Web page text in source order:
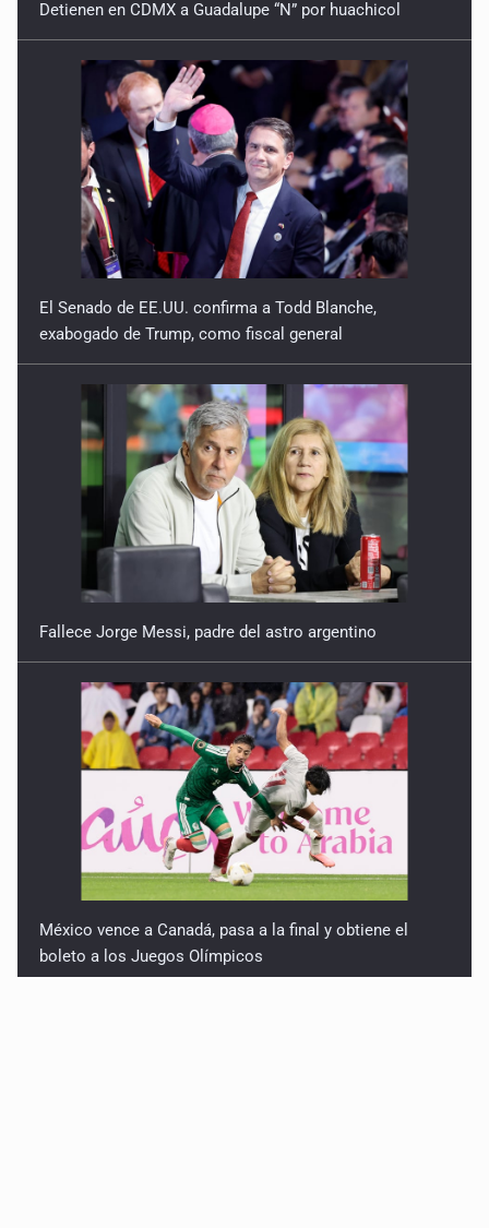
El Senado de EE.UU. confirma a Todd Blanche,
exabogado de Trump, como fiscal general
Fallece Jorge Messi, padre del astro argentino
México vence a Canadá, pasa a la final y obtiene el
boleto a los Juegos Olímpicos